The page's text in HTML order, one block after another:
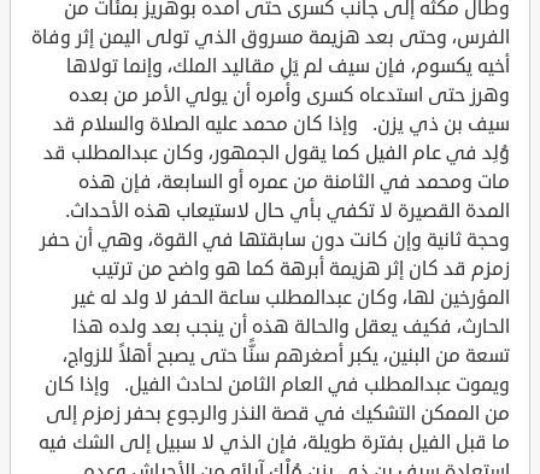
وطال مكثه إلى جانب كسرى حتى أمده بوهريز بمئات من
الفرس، وحتى بعد هزيمة مسروق الذي تولى اليمن إثر وفاة
أخيه يكسوم، فإن سيف لم يَلِ مقاليد الملك، وإنما تولاها
وهرز حتى استدعاه كسرى وأمره أن يولي الأمر من بعده
سيف بن ذي يزن. وإذا كان محمد عليه الصلاة والسلام قد
وُلِد في عام الفيل كما يقول الجمهور، وكان عبدالمطلب قد
مات ومحمد في الثامنة من عمره أو السابعة، فإن هذه
المدة القصيرة لا تكفي بأي حال لاستيعاب هذه الأحداث.
وحجة ثانية وإن كانت دون سابقتها في القوة، وهي أن حفر
زمزم قد كان إثر هزيمة أبرهة كما هو واضح من ترتيب
المؤرخين لها، وكان عبدالمطلب ساعة الحفر لا ولد له غير
الحارث، فكيف يعقل والحالة هذه أن ينجب بعد ولده هذا
تسعة من البنين، يكبر أصغرهم سنًّا حتى يصبح أهلاً للزواج،
ويموت عبدالمطلب في العام الثامن لحادث الفيل. وإذا كان
من الممكن التشكيك في قصة النذر والرجوع بحفر زمزم إلى
ما قبل الفيل بفترة طويلة، فإن الذي لا سبيل إلى الشك فيه